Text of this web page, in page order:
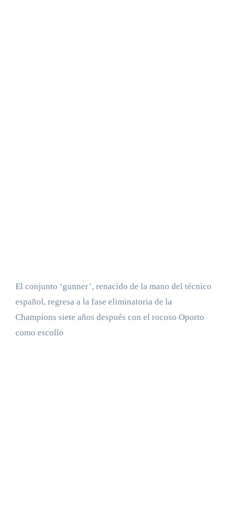
El conjunto ‘gunner’, renacido de la mano del técnico
español, regresa a la fase eliminatoria de la
Champions siete años después con el rocoso Oporto
como escollo